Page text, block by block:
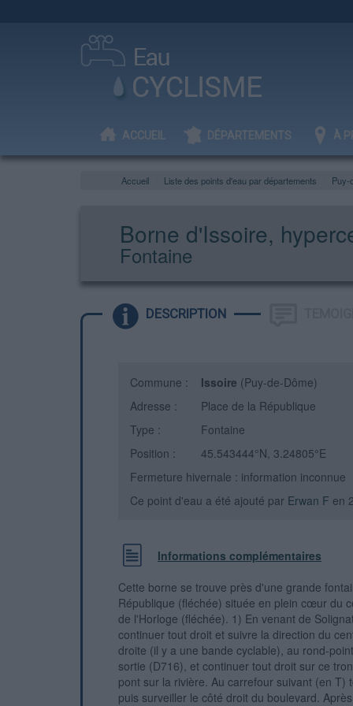
ACCUEIL DÉPARTEMENTS À
Accueil Liste des points d'eau par départements Puy-
Borne d'Issoire,
Fontaine
DESCRIPTION
Commune : Issoire (Puy-de-Dôme)
Adresse :
Place de la République
Type :
Fontaine
Position :
45.543444°N, 3.24805°E
Fermeture hivernale : information inconnue
Ce point d'eau a été ajouté par Erwan F en
Informations complémentaires
Cette borne se trouve près d'une grande
République (fléchée) située en plein cœur du
de l'Horloge (fléchée). 1) En venant de
continuer tout droit et suivre la direction du
droite (il y a une bande cyclable), au rond-
sortie (D716), et continuer tout droit sur ce
pont sur la rivière. Au carrefour suivant (en
puis surveiller le côté droit du boulevard.